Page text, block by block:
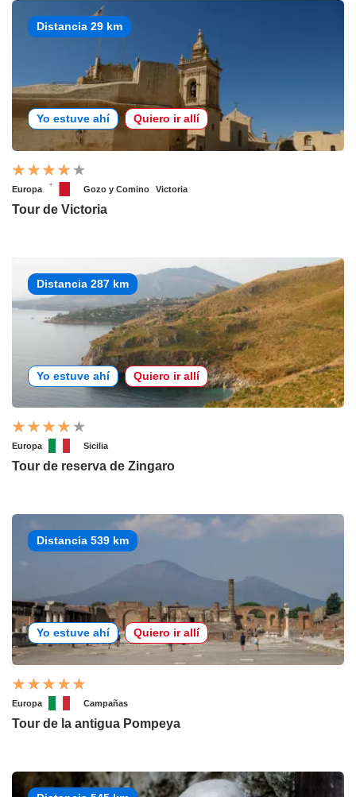
Distancia 29 km
Yo estuve ahí Quiero ir allí
Europa Gozo y Comino Victoria
Tour de Victoria
Distancia 287 km
Yo estuve ahí Quiero ir allí
Europa Sicilia
Tour de reserva de Zingaro
Distancia 539 km
Yo estuve ahí Quiero ir allí
Europa Campañas
Tour de la antigua Pompeya